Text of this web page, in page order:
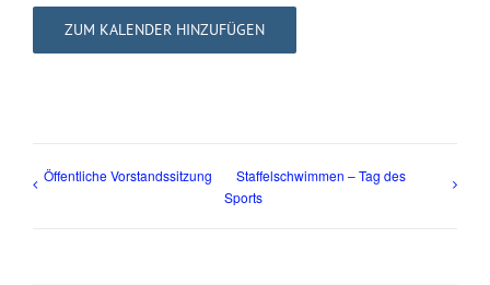
ZUM KALENDER HINZUFÜGEN
Öffentliche Vorstandssitzung
Staffelschwimmen – Tag des
Sports